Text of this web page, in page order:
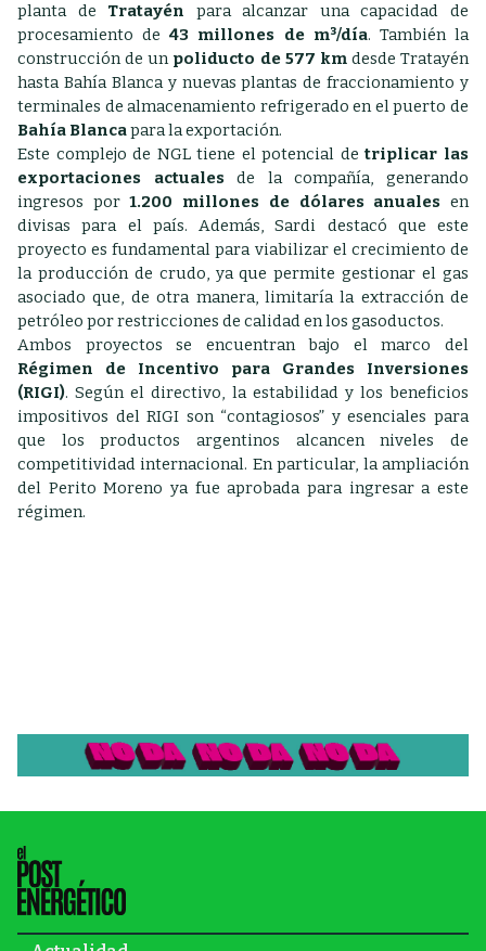
planta de Tratayén para alcanzar una capacidad de
procesamiento de43 millones de m³/día. También la
construcción de un poliducto de 577 kmdesde Tratayén
hasta Bahía Blanca y nuevas plantas de fraccionamiento y
terminales de almacenamiento refrigerado en el puerto de
Bahía Blancapara la exportación.
Este complejo de NGL tiene el potencial detriplicar las
exportaciones actualesde la compañía, generando
ingresos por1.200 millones de dólares anuales en
divisas para el país. Además, Sardi destacó que este
proyecto es fundamental para viabilizar el crecimiento de
la producción de crudo, ya que permite gestionar el gas
asociado que, de otra manera, limitaría la extracción de
petróleo por restricciones de calidad en los gasoductos.
Ambos proyectos se encuentran bajo el marco del
Régimen de Incentivo para Grandes Inversiones
(RIGI). Según el directivo, la estabilidad y los beneficios
impositivos del RIGI son “contagiosos” y esenciales para
que los productos argentinos alcancen niveles de
competitividad internacional. En particular, la ampliación
del Perito Moreno ya fue aprobada para ingresar a este
régimen.